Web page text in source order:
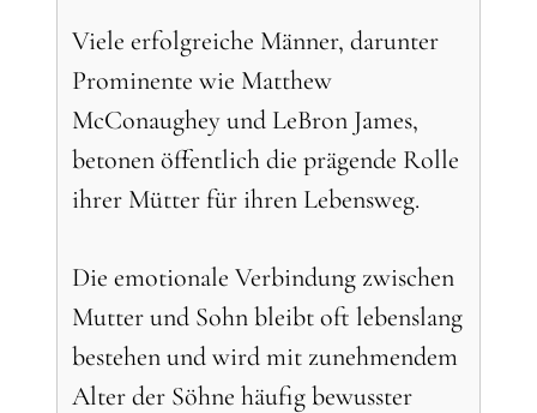
Viele erfolgreiche Männer, darunter
Prominente wie Matthew
McConaughey und LeBron James,
betonen öffentlich die prägende Rolle
ihrer Mütter für ihren Lebensweg.
Die emotionale Verbindung zwischen
Mutter und Sohn bleibt oft lebenslang
bestehen und wird mit zunehmendem
Alter der Söhne häufig bewusster